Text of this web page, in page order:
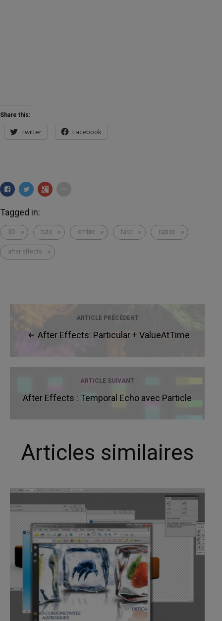
Share this:
Twitter Facebook
Tagged in:
3D tuto ombre fake rapide
after effects
ARTICLE PRÉCÉDENT
After Effects: Particular + ValueAtTime
ARTICLE SUIVANT
After Effects : Temporal Echo avec Particle
Articles similaires